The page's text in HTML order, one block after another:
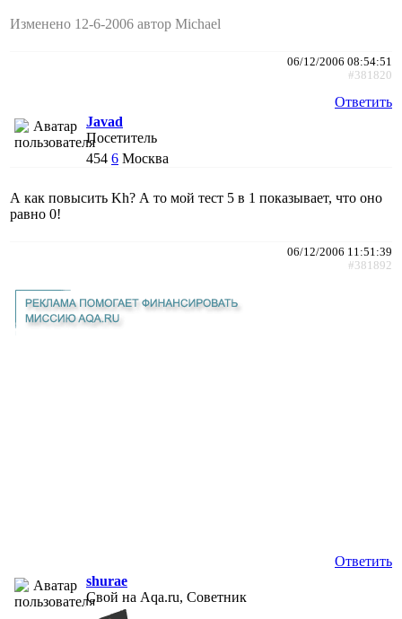
Изменено 12-6-2006 автор Michael
06/12/2006 08:54:51
#381820
Ответить
Javad
Посетитель
454 6 Москва
А как повысить Kh? А то мой тест 5 в 1 показывает, что оно
равно 0!
06/12/2006 11:51:39
#381892
Ответить
shurae
Свой на Aqa.ru, Советник